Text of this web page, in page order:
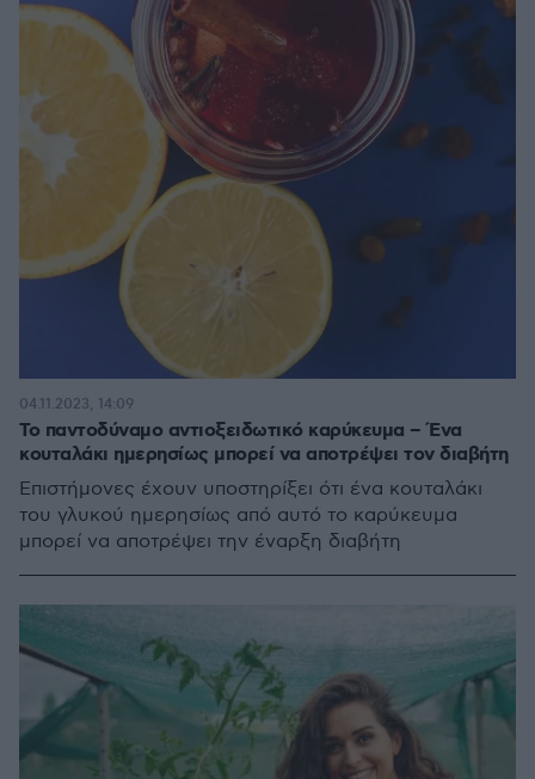
Το παντοδύναμο αντιοξειδωτικό καρύκευμα – Ένα
κουταλάκι ημερησίως μπορεί να αποτρέψει τον διαβήτη
Επιστήμονες έχουν υποστηρίξει ότι ένα κουταλάκι
του γλυκού ημερησίως από αυτό το καρύκευμα
μπορεί να αποτρέψει την έναρξη διαβήτη
04.11.2023, 14:09